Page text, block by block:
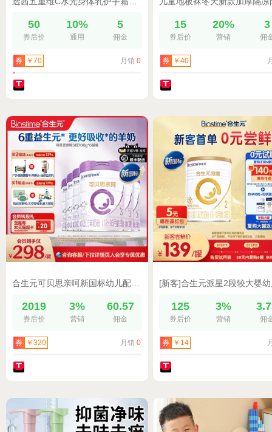
50
券后价
10%
通用
5
佣金
券 ￥70 月销 0
15
券后价
20%
营销
3
佣
券 ￥40
2019
券后价
3%
营销
60.57
佣金
券 ￥320 月销 0
125
券后价
3%
营销 佣
券 ￥14